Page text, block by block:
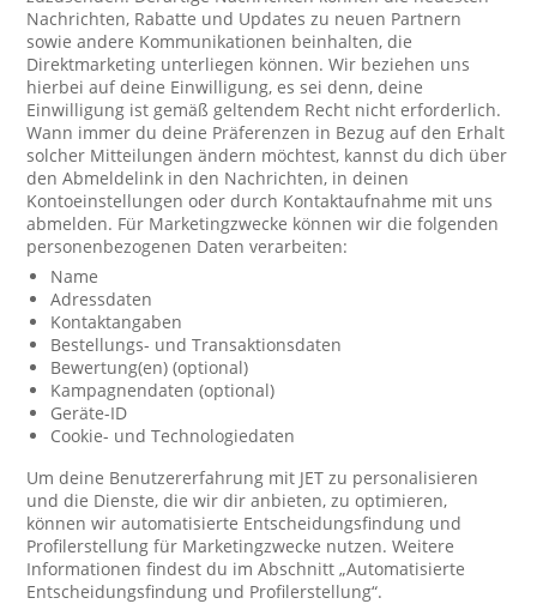
Nachrichten, Rabatte und Updates zu neuen Partnern
sowie andere Kommunikationen beinhalten, die
Direktmarketing unterliegen können. Wir beziehen uns
hierbei auf deine Einwilligung, es sei denn, deine
Einwilligung ist gemäß geltendem Recht nicht erforderlich.
Wann immer du deine Präferenzen in Bezug auf den Erhalt
solcher Mitteilungen ändern möchtest, kannst du dich über
den Abmeldelink in den Nachrichten, in deinen
Kontoeinstellungen oder durch Kontaktaufnahme mit uns
abmelden. Für Marketingzwecke können wir die folgenden
personenbezogenen Daten verarbeiten:
Name
Adressdaten
Kontaktangaben
Bestellungs- und Transaktionsdaten
Bewertung(en) (optional)
Kampagnendaten (optional)
Geräte-ID
Cookie- und Technologiedaten
Um deine Benutzererfahrung mit JET zu personalisieren
und die Dienste, die wir dir anbieten, zu optimieren,
können wir automatisierte Entscheidungsfindung und
Profilerstellung für Marketingzwecke nutzen. Weitere
Informationen findest du im Abschnitt „Automatisierte
Entscheidungsfindung und Profilerstellung“.